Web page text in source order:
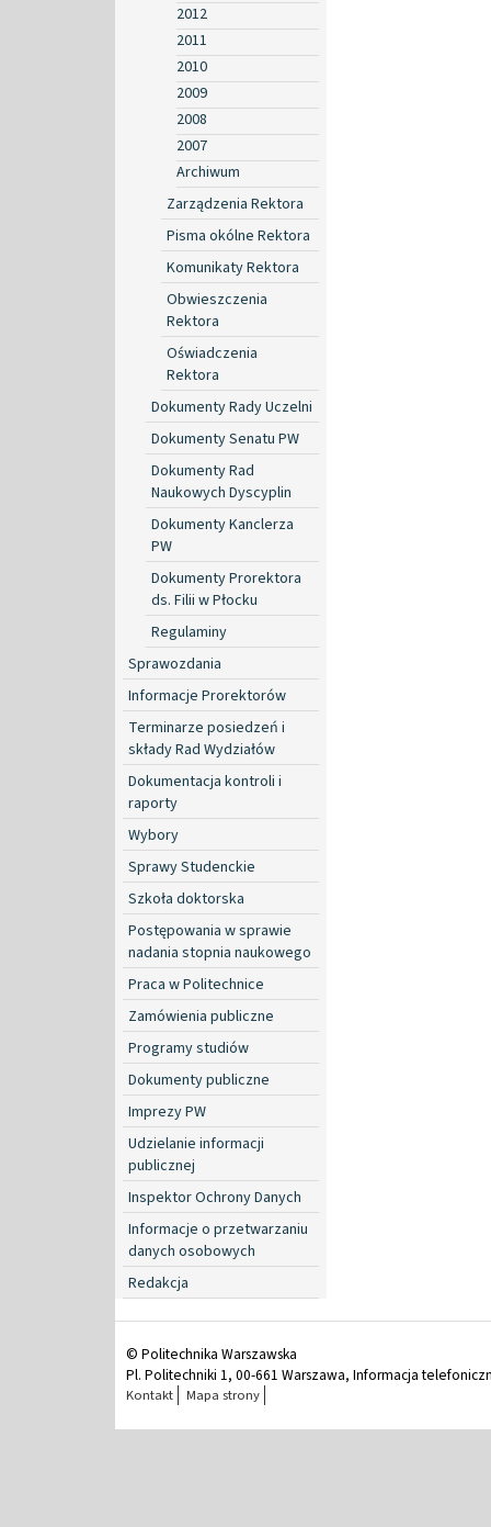
2012
2011
2010
2009
2008
2007
Archiwum
Zarządzenia Rektora
Pisma okólne Rektora
Komunikaty Rektora
Obwieszczenia
Rektora
Oświadczenia
Rektora
Dokumenty Rady Uczelni
Dokumenty Senatu PW
Dokumenty Rad
Naukowych Dyscyplin
Dokumenty Kanclerza
PW
Dokumenty Prorektora
ds. Filii w Płocku
Regulaminy
Sprawozdania
Informacje Prorektorów
Terminarze posiedzeń i
składy Rad Wydziałów
Dokumentacja kontroli i
raporty
Wybory
Sprawy Studenckie
Szkoła doktorska
Postępowania w sprawie
nadania stopnia naukowego
Praca w Politechnice
Zamówienia publiczne
Programy studiów
Dokumenty publiczne
Imprezy PW
Udzielanie informacji
publicznej
Inspektor Ochrony Danych
Informacje o przetwarzaniu
danych osobowych
Redakcja
© Politechnika Warszawska
Pl. Politechniki 1, 00-661 Warszawa, Informacja
Kontakt Mapa strony